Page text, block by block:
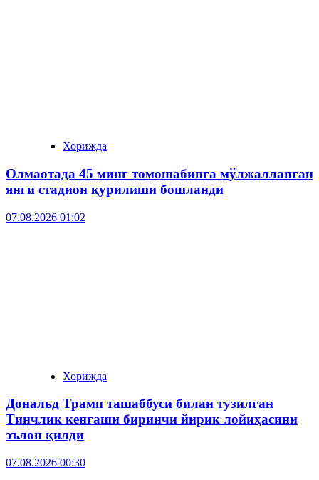
Хорижда
Олмаотада 45 минг томошабинга мўлжалланган
янги стадион қурилиши бошланди
07.08.2026 01:02
Хорижда
Дональд Трамп ташаббуси билан тузилган
Тинчлик кенгаши биринчи йирик лойиҳасини
эълон қилди
07.08.2026 00:30